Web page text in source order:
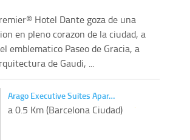
Hotel Dante goza de una
en pleno corazon de la ciudad, a
emblematico Paseo de Gracia, a
de Gaudi, ...
Arago Executive Suites Apar…
a 0.5 Km (Barcelona Ciudad)